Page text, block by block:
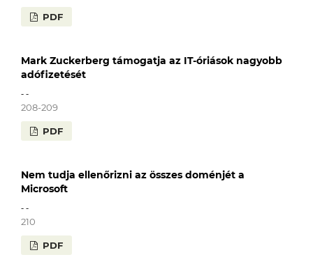
PDF
Mark Zuckerberg támogatja az IT-óriások nagyobb
adófizetését
- -
208-209
PDF
Nem tudja ellenőrizni az összes doménjét a
Microsoft
- -
210
PDF